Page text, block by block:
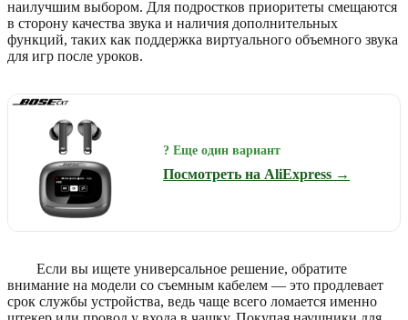
наилучшим выбором. Для подростков приоритеты смещаются
в сторону качества звука и наличия дополнительных
функций, таких как поддержка виртуального объемного звука
для игр после уроков.
? Еще один вариант
Посмотреть на AliExpress →
Если вы ищете универсальное решение, обратите
внимание на модели со съемным кабелем — это продлевает
срок службы устройства, ведь чаще всего ломается именно